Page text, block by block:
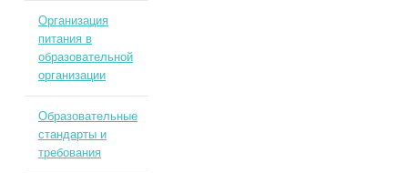
Организация
питания в
образовательной
организации
Образовательные
стандарты и
требования